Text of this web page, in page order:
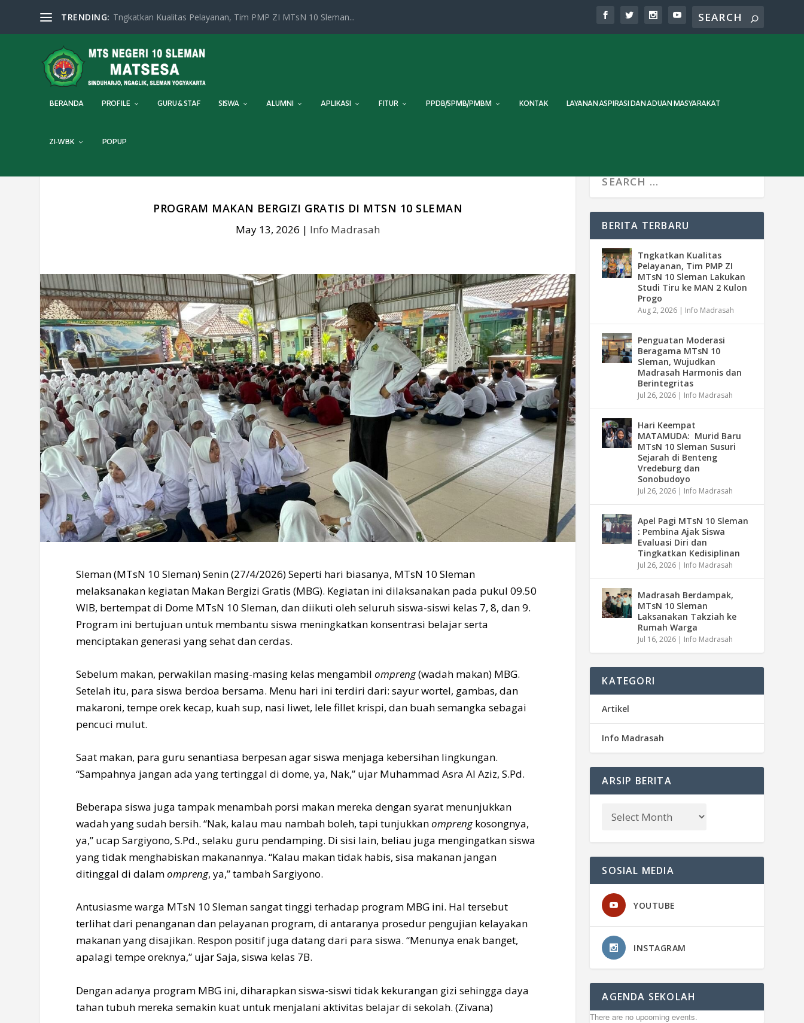
TRENDING: Tngkatkan Kualitas Pelayanan, Tim PMP ZI MTsN 10 Sleman...
BERANDA PROFILE GURU & STAF SISWA ALUMNI APLIKASI FITUR PPDB/SPMB/PMBM KONTAK LAYANAN ASPIRASI DAN ADUAN MASYARAKAT
ZI-WBK POPUP
PROGRAM MAKAN BERGIZI GRATIS DI MTSN 10 SLEMAN
May 13, 2026 | Info Madrasah
Sleman (MTsN 10 Sleman) Senin (27/4/2026) Seperti hari biasanya, MTsN 10 Sleman
melaksanakan kegiatan Makan Bergizi Gratis (MBG). Kegiatan ini dilaksanakan pada pukul 09.50
WIB, bertempat di Dome MTsN 10 Sleman, dan diikuti oleh seluruh siswa-siswi kelas 7, 8, dan 9.
Program ini bertujuan untuk membantu siswa meningkatkan konsentrasi belajar serta
menciptakan generasi yang sehat dan cerdas.
Sebelum makan, perwakilan masing-masing kelas mengambilompreng(wadah makan) MBG.
Setelah itu, para siswa berdoa bersama. Menu hari ini terdiri dari: sayur wortel, gambas, dan
makaroni, tempe orek kecap, kuah sup, nasi liwet, lele fillet krispi, dan buah semangka sebagai
pencuci mulut.
Saat makan, para guru senantiasa berpesan agar siswa menjaga kebersihan lingkungan.
“Sampahnya jangan ada yang tertinggal di dome, ya, Nak,” ujar Muhammad Asra Al Aziz, S.Pd.
Beberapa siswa juga tampak menambah porsi makan mereka dengan syarat menunjukkan
wadah yang sudah bersih. “Nak, kalau mau nambah boleh, tapi tunjukkanomprengkosongnya,
ya,” ucap Sargiyono, S.Pd., selaku guru pendamping. Di sisi lain, beliau juga mengingatkan siswa
yang tidak menghabiskan makanannya. “Kalau makan tidak habis, sisa makanan jangan
ditinggal di dalamompreng, ya,” tambah Sargiyono.
Antusiasme warga MTsN 10 Sleman sangat tinggi terhadap program MBG ini. Hal tersebut
terlihat dari penanganan dan pelayanan program, di antaranya prosedur pengujian kelayakan
makanan yang disajikan. Respon positif juga datang dari para siswa. “Menunya enak banget,
apalagi tempe oreknya,” ujar Saja, siswa kelas 7B.
Dengan adanya program MBG ini, diharapkan siswa-siswi tidak kekurangan gizi sehingga daya
tahan tubuh mereka semakin kuat untuk menjalani aktivitas belajar di sekolah. (Zivana)
BERITA TERBARU
Tngkatkan Kualitas
Pelayanan, Tim PMP ZI
MTsN 10 Sleman Lakukan
Studi Tiru ke MAN 2 Kulon
Progo
Aug 2, 2026 | Info Madrasah
Penguatan Moderasi
Beragama MTsN 10
Sleman, Wujudkan
Madrasah Harmonis dan
Berintegritas
Jul 26, 2026 | Info Madrasah
Hari Keempat
MATAMUDA: Murid Baru
MTsN 10 Sleman Susuri
Sejarah di Benteng
Vredeburg dan
Sonobudoyo
Jul 26, 2026 | Info Madrasah
Apel Pagi MTsN 10 Sleman
: Pembina Ajak Siswa
Evaluasi Diri dan
Tingkatkan Kedisiplinan
Jul 26, 2026 | Info Madrasah
Madrasah Berdampak,
MTsN 10 Sleman
Laksanakan Takziah ke
Rumah Warga
Jul 16, 2026 | Info Madrasah
KATEGORI
Artikel
Info Madrasah
ARSIP BERITA
SOSIAL MEDIA
YOUTUBE
INSTAGRAM
AGENDA SEKOLAH
There are no upcoming events.